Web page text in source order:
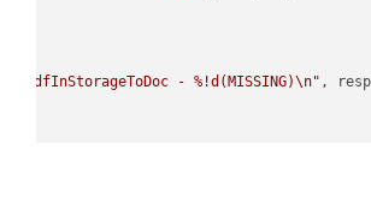
- %!d(MISSING)\n"